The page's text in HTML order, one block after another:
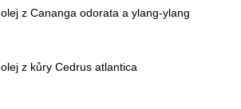
olej z Cananga odorata a ylang-ylang
olej z kůry Cedrus atlantica